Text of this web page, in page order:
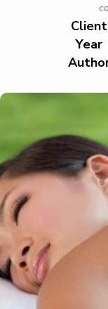
Client
Year